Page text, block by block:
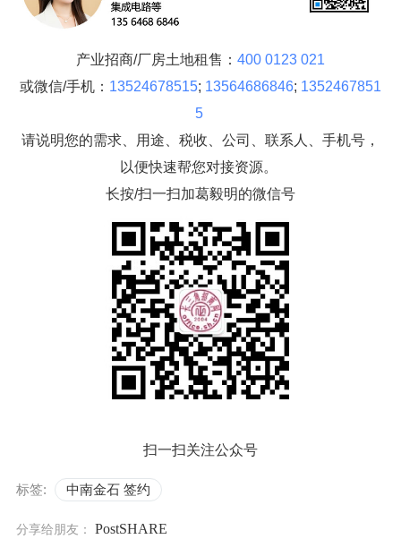
产业招商/厂房土地租售： 400 0123 021
或微信/手机： 13524678515; 13564686846; 1352467851
5
请说明您的需求、用途、税收、公司、联系人、手机号，
以便快速帮您对接资源。
长按/扫一扫加葛毅明的微信号
扫一扫关注公众号
标签: 中南金石 签约
分享给朋友： PostSHARE